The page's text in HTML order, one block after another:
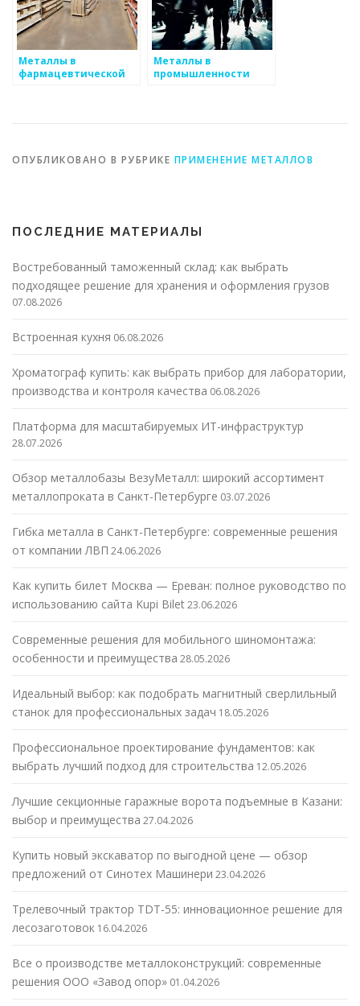
Металлы в
фармацевтической
Металлы в
промышленности
ОПУБЛИКОВАНО В РУБРИКЕ ПРИМЕНЕНИЕ МЕТАЛЛОВ
ПОСЛЕДНИЕ МАТЕРИАЛЫ
Востребованный таможенный склад: как выбрать
подходящее решение для хранения и оформления грузов
07.08.2026
Встроенная кухня 06.08.2026
Хроматограф купить: как выбрать прибор для лаборатории,
производства и контроля качества 06.08.2026
Платформа для масштабируемых ИТ-инфраструктур
28.07.2026
Обзор металлобазы ВезуМеталл: широкий ассортимент
металлопроката в Санкт-Петербурге 03.07.2026
Гибка металла в Санкт-Петербурге: современные решения
от компании ЛВП 24.06.2026
Как купить билет Москва — Ереван: полное руководство по
использованию сайта Kupi Bilet23.06.2026
Современные решения для мобильного шиномонтажа:
особенности и преимущества 28.05.2026
Идеальный выбор: как подобрать магнитный сверлильный
станок для профессиональных задач 18.05.2026
Профессиональное проектирование фундаментов: как
выбрать лучший подход для строительства 12.05.2026
Лучшие секционные гаражные ворота подъемные в Казани:
выбор и преимущества 27.04.2026
Купить новый экскаватор по выгодной цене — обзор
предложений от Синотех Машинери 23.04.2026
Трелевочный трактор TDT-55: инновационное решение для
лесозаготовок 16.04.2026
Все о производстве металлоконструкций: современные
решения ООО «Завод опор» 01.04.2026